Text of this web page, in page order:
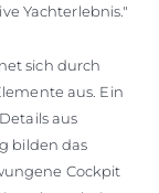
Yachterlebnis."
sich durch
aus. Ein
aus
bilden das
Cockpit